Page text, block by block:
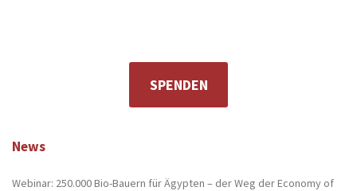
SPENDEN
News
Webinar: 250.000 Bio-Bauern für Ägypten – der Weg der Economy of